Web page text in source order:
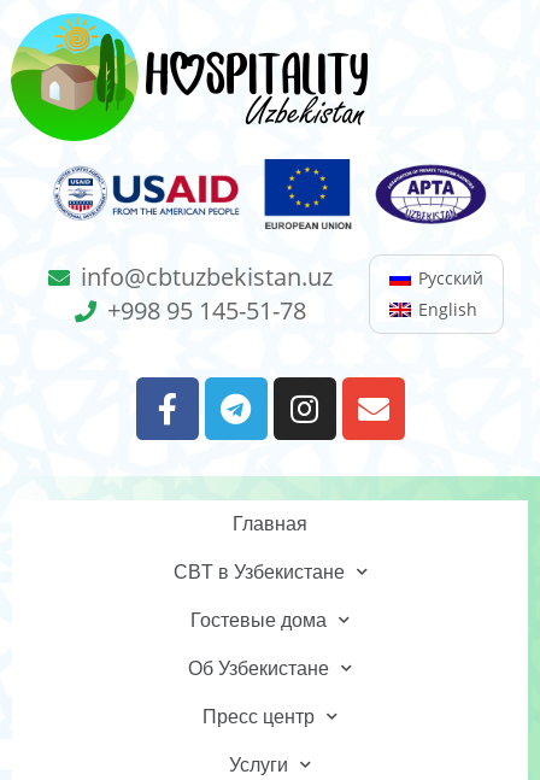
info@cbtuzbekistan.uz
+998 95 145-51-78
Русский
English
Главная
CBT в Узбекистане
Гостевые дома
Об Узбекистане
Пресс центр
Услуги